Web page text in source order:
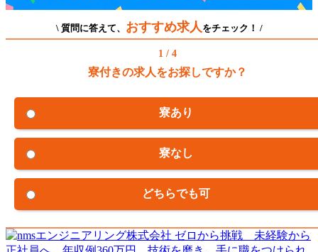
\ 質問に答えて、 おすすめ求人 をチェック！ /
1 / 4
寮付きの求人をお探しですか？
寮あり
寮なし
どちらでも可